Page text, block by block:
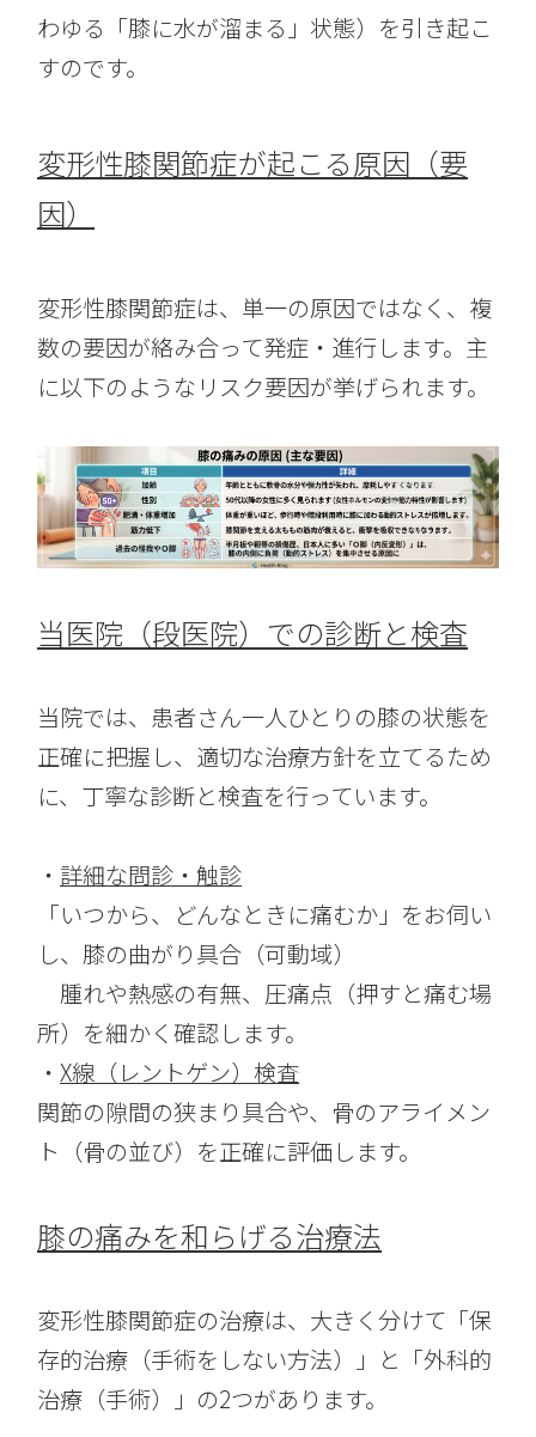
わゆる「膝に水が溜まる」状態）を引き起こ
すのです。
変形性膝関節症が起こる原因（要
因）
変形性膝関節症は、単一の原因ではなく、複
数の要因が絡み合って発症・進行します。主
に以下のようなリスク要因が挙げられます。
当医院（段医院）での診断と検査
当院では、患者さん一人ひとりの膝の状態を
正確に把握し、適切な治療方針を立てるため
に、丁寧な診断と検査を行っています。
・ 詳細な問診・触診
「いつから、どんなときに痛むか」をお伺い
し、膝の曲がり具合（可動域）
腫れや熱感の有無、圧痛点（押すと痛む場
所）を細かく確認します。
・X線（レントゲン）検査
関節の隙間の狭まり具合や、骨のアライメン
ト（骨の並び）を正確に評価します。
膝の痛みを和らげる治療法
変形性膝関節症の治療は、大きく分けて「保
存的治療（手術をしない方法）」と「外科的
治療（手術）」の2つがあります。